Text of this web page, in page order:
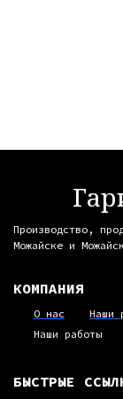
Производство,
Можайске и
КОМПАНИЯ
О нас Наши
Наши работы
БЫСТРЫЕ